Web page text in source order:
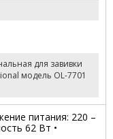
для завивки
модель OL-7701
питания: 220 –
62 Вт •